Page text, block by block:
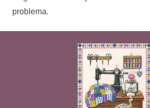
problema.